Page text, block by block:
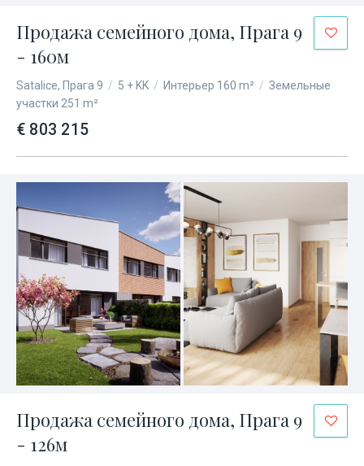
Продажа семейного дома, Прага 9
- 160м
Satalice, Прага 9 / 5 + KK / Интерьер 160 m² / Земельные
участки 251 m²
€ 803 215
Продажа семейного дома, Прага 9
- 126м